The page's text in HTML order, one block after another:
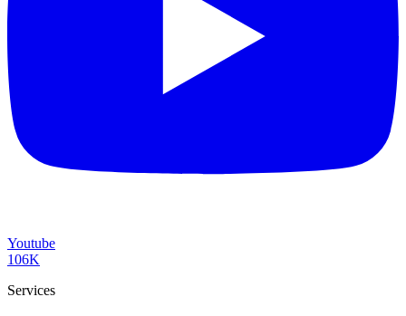
Youtube
106K
Services